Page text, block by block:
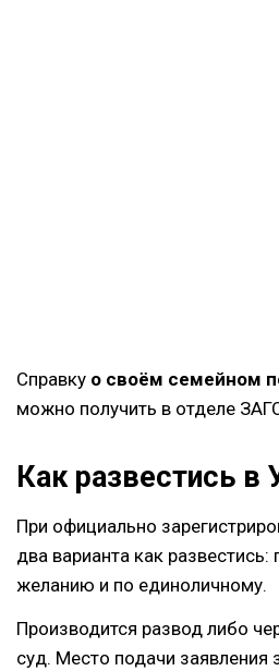
Справку о своём семейном
можно получить в отделе
Как развестись в
При официально
два варианта как
желанию и по единоличному.
Производится развод либо
суд. Место подачи заявления